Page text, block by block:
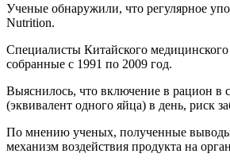
Ученые обнаружили, что регулярное
Nutrition.
Специалисты Китайского
собранные с 1991 по 2009 год.
Выяснилось, что включение в рацион в
(эквивалент одного яйца) в день, риск
По мнению ученых, полученные выводы
механизм воздействия продукта на